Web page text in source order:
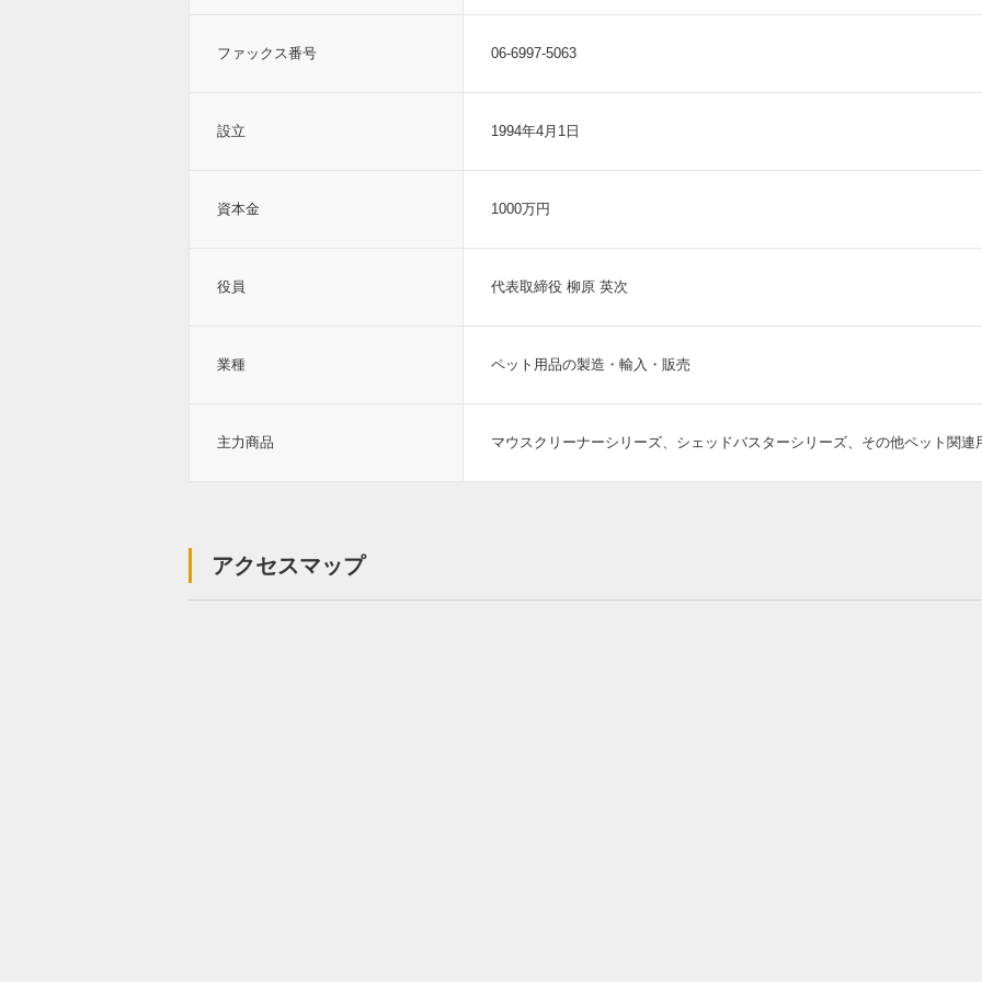
ファックス番号 06-6997-5063
設立 1994年4月1日
資本金 1000万円
役員 代表取締役 柳原 英次
業種 ペット用品の製造・輸入・販売
主力商品 マウスクリーナーシリーズ、シェッドバスターシリーズ、その他ペット関連
アクセスマップ